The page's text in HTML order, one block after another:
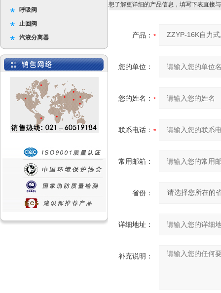
呼吸阀
止回阀
汽液分离器
想了解更详细的产品信息，填写下表直接
产品：
您的单位：
您的姓名：
联系电话：
常用邮箱：
省份：
详细地址：
补充说明：